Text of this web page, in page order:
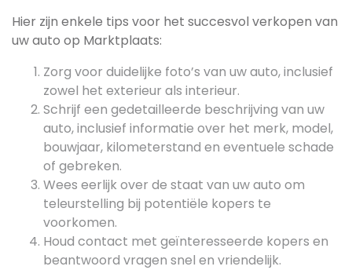
Hier zijn enkele tips voor het succesvol verkopen van
uw auto op Marktplaats:
Zorg voor duidelijke foto’s van uw auto, inclusief
zowel het exterieur als interieur.
Schrijf een gedetailleerde beschrijving van uw
auto, inclusief informatie over het merk, model,
bouwjaar, kilometerstand en eventuele schade
of gebreken.
Wees eerlijk over de staat van uw auto om
teleurstelling bij potentiële kopers te
voorkomen.
Houd contact met geïnteresseerde kopers en
beantwoord vragen snel en vriendelijk.